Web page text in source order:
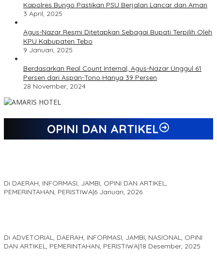
Kapolres Bungo Pastikan PSU Berjalan Lancar dan Aman
3 April, 2025
Agus-Nazar Resmi Ditetapkan Sebagai Bupati Terpilih Oleh
KPU Kabupaten Tebo
9 Januari, 2025
Berdasarkan Real Count Internal, Agus-Nazar Unggul 61
Persen dari Aspan-Tono Hanya 39 Persen
28 November, 2024
OPINI DAN ARTIKEL
Di DAERAH, INFORMASI, JAMBI, OPINI DAN ARTIKEL,
PEMERINTAHAN, PERISTIWA|6 Januari, 2026
Di ADVETORIAL, DAERAH, INFORMASI, JAMBI, NASIONAL, OPINI
DAN ARTIKEL, PEMERINTAHAN, PERISTIWA|18 Desember, 2025